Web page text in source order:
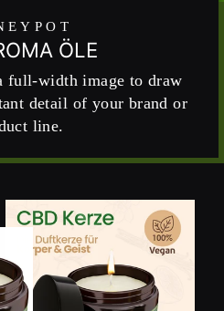
ÖLE
full-width image to draw
detail of your brand or
line.